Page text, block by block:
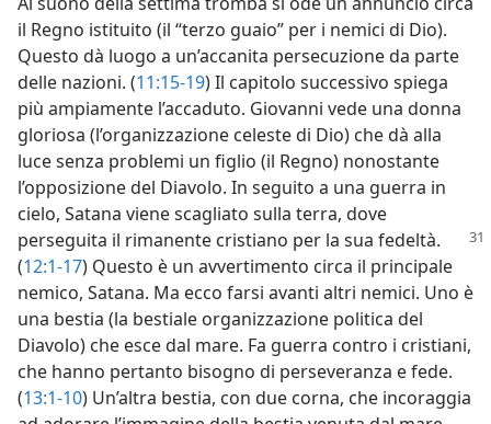
il Regno istituito (il “terzo guaio” per i nemici di Dio).
Questo dà luogo a un’accanita persecuzione da parte
delle nazioni. (11:15-19) Il capitolo successivo spiega
più ampiamente l’accaduto. Giovanni vede una donna
gloriosa (l’organizzazione celeste di Dio) che dà alla
luce senza problemi un figlio (il Regno) nonostante
l’opposizione del Diavolo. In seguito a una guerra in
cielo, Satana viene scagliato sulla terra, dove
perseguita il rimanente cristiano per la sua fedeltà.
(12:1-17) Questo è un avvertimento circa il principale
nemico, Satana. Ma ecco farsi avanti altri nemici. Uno è
una bestia (la bestiale organizzazione politica del
Diavolo) che esce dal mare. Fa guerra contro i cristiani,
che hanno pertanto bisogno di perseveranza e fede.
(13:1-10) Un’altra bestia, con due corna, che incoraggia